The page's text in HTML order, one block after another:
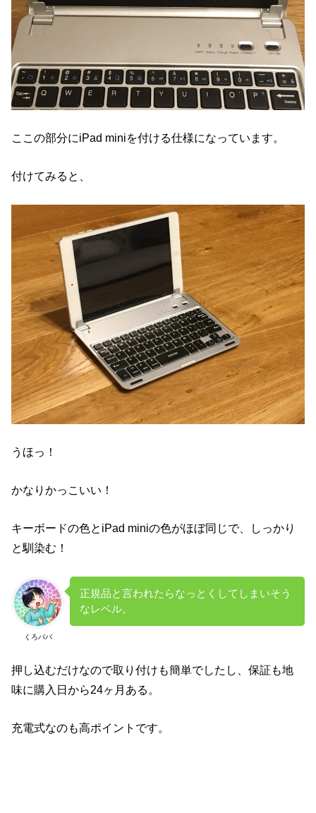
ここの部分にiPad miniを付ける仕様になっています。
付けてみると、
うほっ！
かなりかっこいい！
キーボードの色とiPad miniの色がほぼ同じで、しっかり
と馴染む！
くろパパ
正規品と言われたらなっとくしてしまいそう
なレベル。
押し込むだけなので取り付けも簡単でしたし、保証も地
味に購入日から24ヶ月ある。
充電式なのも高ポイントです。